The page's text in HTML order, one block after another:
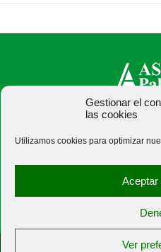
Gestionar el
las cookies
Utilizamos cookies para optimizar
Aceptar
Ver
ASAJA Palencia -
C/ Felipe Prieto, 8. Pza.
© Aviso